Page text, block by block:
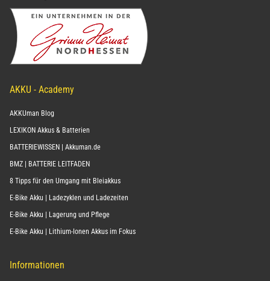
AKKU - Academy
AKKUman Blog
LEXIKON Akkus & Batterien
BATTERIEWISSEN | Akkuman.de
BMZ | BATTERIE LEITFADEN
8 Tipps für den Umgang mit Bleiakkus
E-Bike Akku | Ladezyklen und Ladezeiten
E-Bike Akku | Lagerung und Pflege
E-Bike Akku | Lithium-Ionen Akkus im Fokus
Informationen